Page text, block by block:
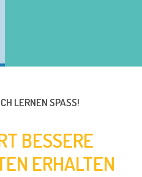
LERNEN SPASS!
BESSERE
ERHALTEN